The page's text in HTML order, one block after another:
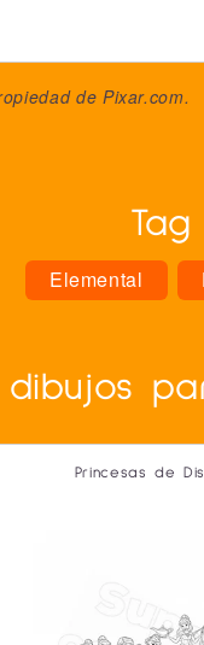
de Pixar.com.
Tag
Elemental
dibujos
Princesas de